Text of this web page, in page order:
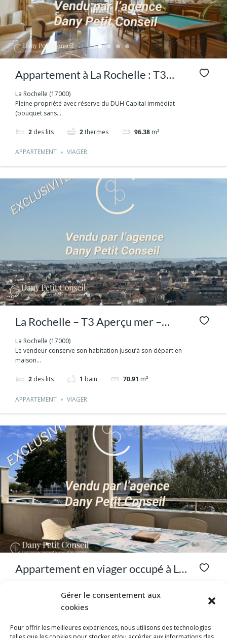
Gérer le consentement aux
cookies
Pour offrir les meilleures expériences, nous utilisons des technologies
Appartement à La Rochelle : T3
avec vue sur le Vieux-Port
La Rochelle (17000)
Pleine propriété avec réserve du DUH Capital immédiat
(bouquet sans...
2 des lits 2thermes 96.38 m²
APPARTEMENT VIAGER
La Rochelle – T3 Aperçu mer –
Viager Occupé
La Rochelle (17000)
Le vendeur conserve son habitation jusqu’à son départ en
maison...
2 des lits 1 bain 70.91 m²
APPARTEMENT VIAGER
Appartement en viager occupé à La
avec garage
En optant pour ce viager occupé, vous devenez propriétaire
2des lits 1 bain 76 m²